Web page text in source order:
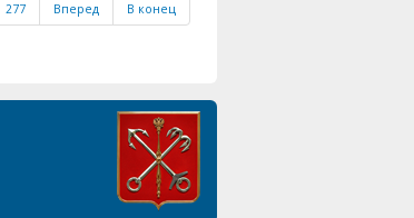
277 Вперед В конец